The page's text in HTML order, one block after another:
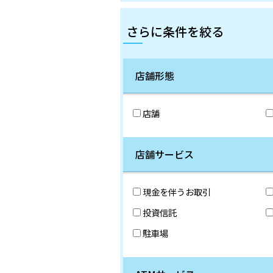
さらに条件を絞る
店舗形態
店舗
店舗サービス
現金を伴うお取引
投資信託
駐車場